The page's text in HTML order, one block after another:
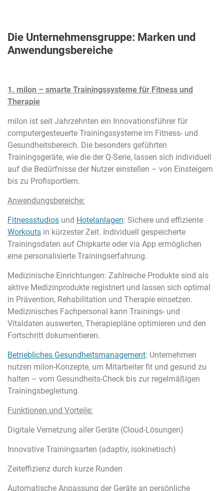
Die Unternehmensgruppe: Marken und
Anwendungsbereiche
1. milon – smarte Trainingssysteme für Fitness und
Therapie
milon ist seit Jahrzehnten ein Innovationsführer für
computergesteuerte Trainingssysteme im Fitness- und
Gesundheitsbereich. Die besonders geführten
Trainingsgeräte, wie die der Q-Serie, lassen sich individuell
auf die Bedürfnisse der Nutzer einstellen – von Einsteigern
bis zu Profisportlern.
Anwendungsbereiche:
Fitnessstudios und Hotelanlagen: Sichere und effiziente
Workouts in kürzester Zeit. Individuell gespeicherte
Trainingsdaten auf Chipkarte oder via App ermöglichen
eine personalisierte Trainingserfahrung.
Medizinische Einrichtungen: Zahlreiche Produkte sind als
aktive Medizinprodukte registriert und lassen sich optimal
in Prävention, Rehabilitation und Therapie einsetzen.
Medizinisches Fachpersonal kann Trainings- und
Vitaldaten auswerten, Therapiepläne optimieren und den
Fortschritt dokumentieren.
Betriebliches Gesundheitsmanagement: Unternehmen
nutzen milon-Konzepte, um Mitarbeiter fit und gesund zu
halten – vom Gesundheits-Check bis zur regelmäßigen
Trainingsbegleitung.
Funktionen und Vorteile:
Digitale Vernetzung aller Geräte (Cloud-Lösungen)
Innovative Trainingsarten (adaptiv, isokinetisch)
Zeiteffizienz durch kurze Runden
Automatische Anpassung der Geräte an persönliche